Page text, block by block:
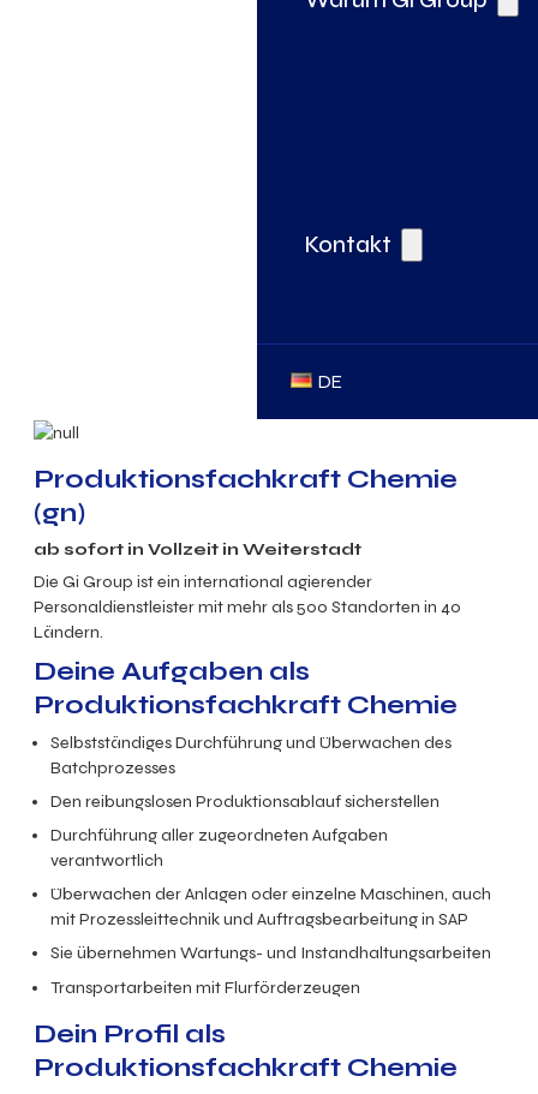
Kontakt
DE
Produktionsfachkraft Chemie
(gn)
ab sofort in Vollzeit in Weiterstadt
Die Gi Group ist ein international agierender
Personaldienstleister mit mehr als 500 Standorten in 40
Ländern.
Deine Aufgaben als
Produktionsfachkraft Chemie
Selbstständiges Durchführung und Überwachen des
Batchprozesses
Den reibungslosen Produktionsablauf sicherstellen
Durchführung aller zugeordneten Aufgaben
verantwortlich
Überwachen der Anlagen oder einzelne Maschinen, auch
mit Prozessleittechnik und Auftragsbearbeitung in SAP
Sie übernehmen Wartungs- und Instandhaltungsarbeiten
Transportarbeiten mit Flurförderzeugen
Dein Profil als
Produktionsfachkraft Chemie